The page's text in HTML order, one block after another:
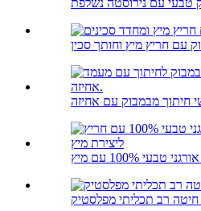
רב תכליתי מפלסטיק